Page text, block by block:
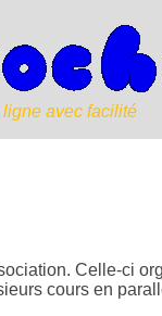
avec facilité
Celle-ci
cours en